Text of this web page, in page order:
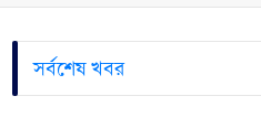
সর্বশেষ খবর